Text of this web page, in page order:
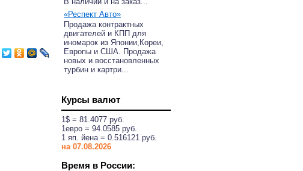
«Респект Авто»
Продажа контрактных
двигателей и КПП для
иномарок из Японии,Кореи,
Европы и США. Продажа
новых и восстановленных
турбин и картри...
Курсы валют
1$ = 81.4077 руб.
1eвро = 94.0585 руб.
1 яп. йена = 0.516121 руб.
на 07.08.2026
Время в России: